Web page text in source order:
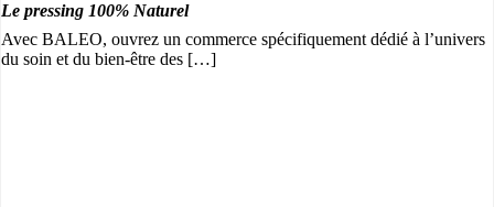
Le pressing 100% Naturel
Avec BALEO, ouvrez un commerce spécifiquement dédié à l’univers
du soin et du bien-être des […]